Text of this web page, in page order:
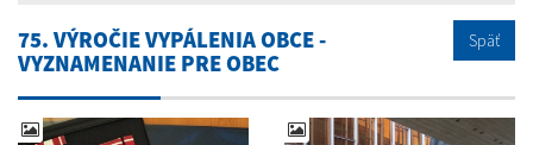
75. VÝROČIE VYPÁLENIA OBCE -
VYZNAMENANIE PRE OBEC
Späť